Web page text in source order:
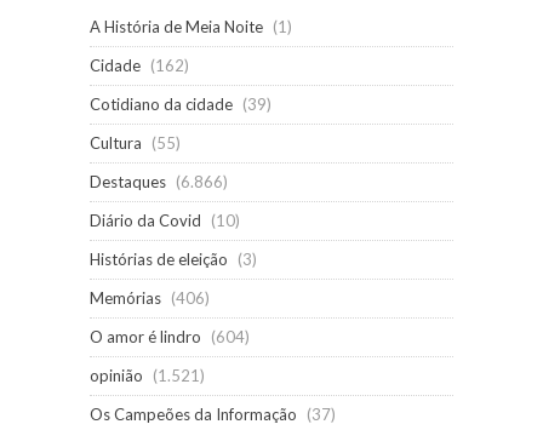
A História de Meia Noite (1)
Cidade (162)
Cotidiano da cidade (39)
Cultura
(55)
Destaques (6.866)
Diário da Covid
(10)
Histórias de eleição
(3)
Memórias (406)
O amor é lindro
(604)
opinião
(1.521)
Os Campeões da Informação
(37)